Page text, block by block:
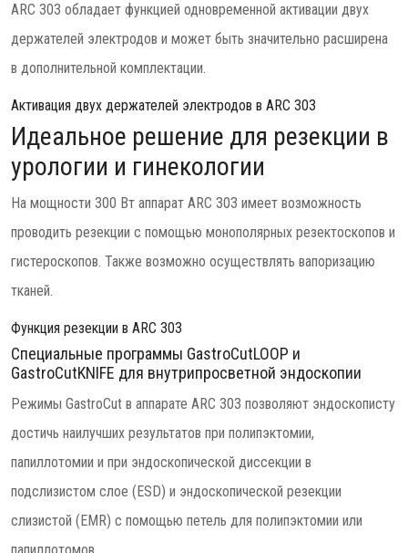
ARC 303 обладает функцией одновременной активации двух
держателей электродов и может быть значительно расширена
в дополнительной комплектации.
Активация двух держателей электродов в ARC 303
Идеальное решение для резекции в
урологии и гинекологии
На мощности 300 Вт аппарат ARC 303 имеет возможность
проводить резекции с помощью монополярных резектоскопов и
гистероскопов. Также возможно осуществлять вапоризацию
тканей.
Функция резекции в ARC 303
Специальные программы GastroCutLOOP и
GastroCutKNIFE для внутрипросветной эндоскопии
Режимы GastroCut в аппарате ARC 303 позволяют эндоскописту
достичь наилучших результатов при полипэктомии,
папиллотомии и при эндоскопической диссекции в
подслизистом слое (ESD) и эндоскопической резекции
слизистой (EMR) с помощью петель для полипэктомии или